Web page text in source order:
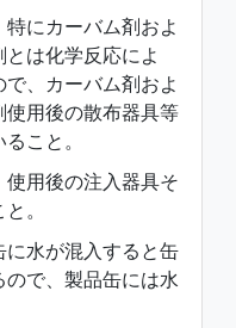
にカーバム剤およ
は化学反応によ
、カーバム剤およ
用後の散布器具等
こと。
用後の注入器具そ
。
水が混入すると缶
で、製品缶には水